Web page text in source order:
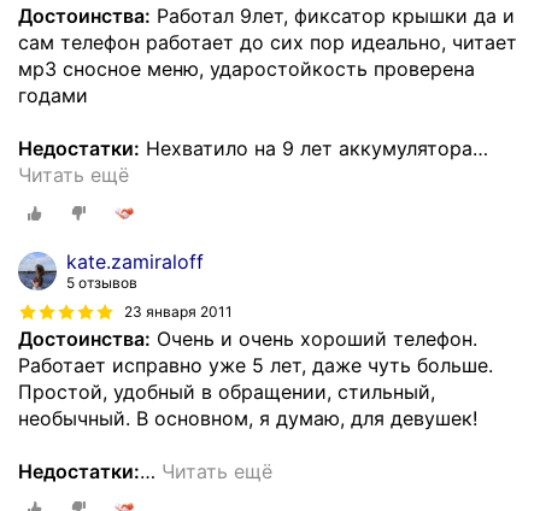
Достоинства: Работал 9лет, фиксатор крышки да и
сам телефон работает до сих пор идеально, читает
мр3 сносное меню, ударостойкость проверена
годами
Недостатки: Нехватило на 9 лет аккумулятора…
Читать ещё
kate.zamiraloff
5 отзывов
23 января 2011
Достоинства: Очень и очень хороший телефон.
Работает исправно уже 5 лет, даже чуть больше.
Простой, удобный в обращении, стильный,
необычный. В основном, я думаю, для девушек!
Недостатки:… Читать ещё